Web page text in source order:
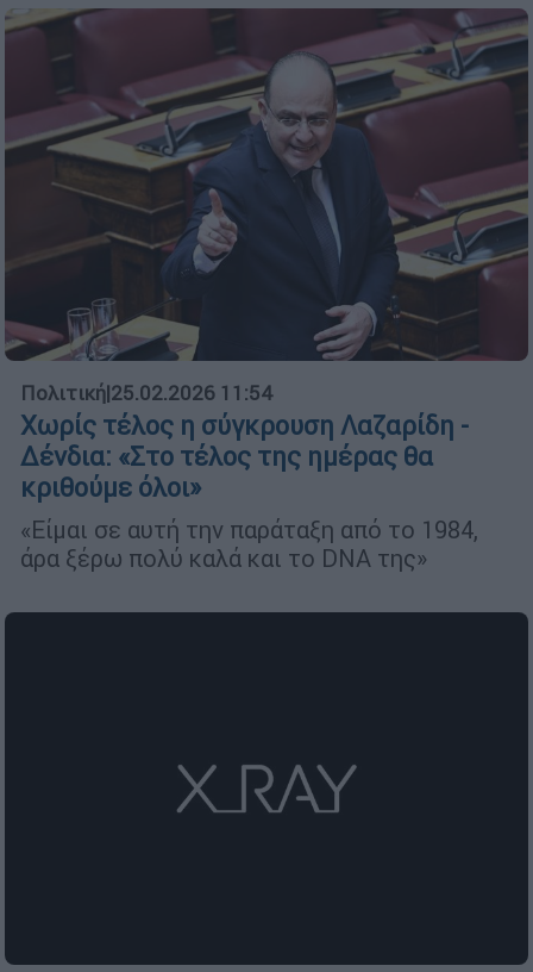
Πολιτική|25.02.2026 11:54
Χωρίς τέλος η σύγκρουση Λαζαρίδη -
Δένδια: «Στο τέλος της ημέρας θα
κριθούμε όλοι»
«Είμαι σε αυτή την παράταξη από το 1984,
άρα ξέρω πολύ καλά και το DNA της»